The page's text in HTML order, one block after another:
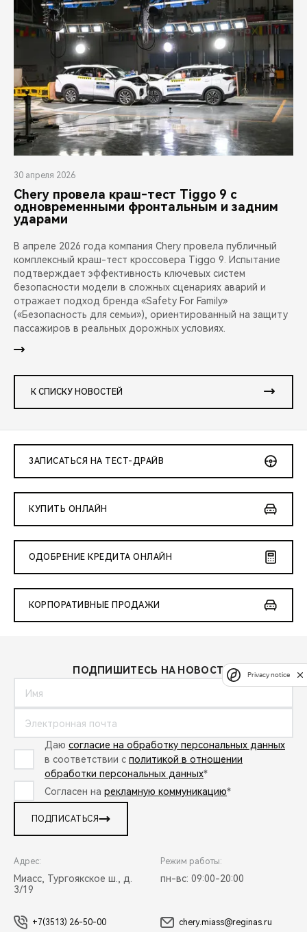
30 апреля 2026
Chery провела краш-тест Tiggo 9 с
одновременными фронтальным и задним
ударами
В апреле 2026 года компания Chery провела публичный
комплексный краш-тест кроссовера Tiggo 9. Испытание
подтверждает эффективность ключевых систем
безопасности модели в сложных сценариях аварий и
отражает подход бренда «Safety For Family»
(«Безопасность для семьи»), ориентированный на защиту
пассажиров в реальных дорожных условиях.
К СПИСКУ НОВОСТЕЙ
ЗАПИСАТЬСЯ НА ТЕСТ-ДРАЙВ
КУПИТЬ ОНЛАЙН
ОДОБРЕНИЕ КРЕДИТА ОНЛАЙН
КОРПОРАТИВНЫЕ ПРОДАЖИ
ПОДПИШИТЕСЬ НА НОВОСТИ:
Даю согласие на обработку персональных данных
в соответствии с политикой в отношении
обработки персональных данных*
Согласен на рекламную коммуникацию*
ПОДПИСАТЬСЯ
Адрес:
Миасс, Тургоякское ш., д.
3/19
Режим работы:
пн-вс: 09:00-20:00
+7(3513) 26-50-00 chery.miass@reginas.ru
Privacy notice